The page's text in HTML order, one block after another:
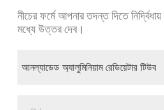
নীচের ফর্মে আপনার তদন্ত দিতে
মধ্যে উত্তর দেব।